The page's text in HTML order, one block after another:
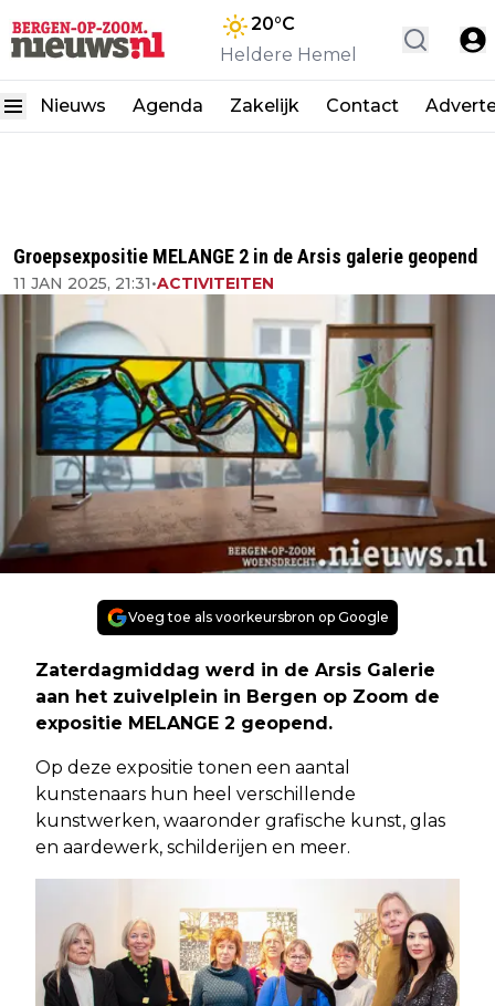
20°C
Heldere Hemel
Nieuws Agenda Zakelijk Contact
Groepsexpositie MELANGE 2 in de Arsis galerie geopend
11 JAN 2025, 21:31•ACTIVITEITEN
Voeg toe als voorkeursbron op Google
Zaterdagmiddag werd in de Arsis Galerie
aan het zuivelplein in Bergen op Zoom de
expositie MELANGE 2 geopend.
Op deze expositie tonen een aantal
kunstenaars hun heel verschillende
kunstwerken, waaronder grafische kunst, glas
en aardewerk, schilderijen en meer.